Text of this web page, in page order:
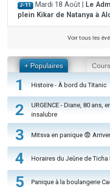
J-11 Mardi 18 Août | Le
plein Kikar de Natanya à
Voir tous les
+ Populaires Cours
1 Histoire - À bord du Titanic
2
URGENCE - Diane, 80 ans,
insalubre
3 Mitsva en panique 😨
4 Horaires du Jeûne de Ticha
5 Panique à la boulangerie